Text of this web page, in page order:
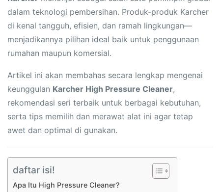
dalam teknologi pembersihan. Produk-produk Karcher
di kenal tangguh, efisien, dan ramah lingkungan—
menjadikannya pilihan ideal baik untuk penggunaan
rumahan maupun komersial.
Artikel ini akan membahas secara lengkap mengenai
keunggulan Karcher High Pressure Cleaner,
rekomendasi seri terbaik untuk berbagai kebutuhan,
serta tips memilih dan merawat alat ini agar tetap
awet dan optimal di gunakan.
daftar isi!
Apa Itu High Pressure Cleaner?